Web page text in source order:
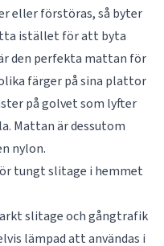
eller förstöras, så byter
istället för att byta
den perfekta mattan för
färger på sina plattor
på golvet som lyfter
Mattan är dessutom
nylon.
tungt slitage i hemmet
slitage och gångtrafik
lämpad att användas i